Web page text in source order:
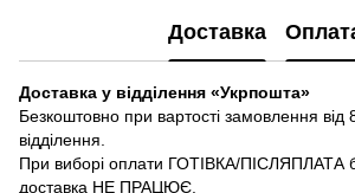
Доставка
Доставка у відділення «Укрпошта»
Безкоштовно при вартості замовлення від
відділення.
При виборі оплати ГОТІВКА/ПІСЛЯПЛАТА
доставка НЕ ПРАЦЮЄ.